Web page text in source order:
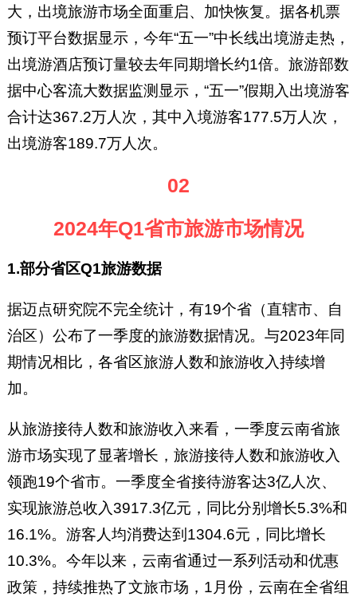
大，出境旅游市场全面重启、加快恢复。据各机票
预订平台数据显示，今年“五一”中长线出境游走热，
出境游酒店预订量较去年同期增长约1倍。旅游部数
据中心客流大数据监测显示，“五一”假期入出境游客
合计达367.2万人次，其中入境游客177.5万人次，
出境游客189.7万人次。
02
2024年Q1省市旅游市场情况
1.部分省区Q1旅游数据
据迈点研究院不完全统计，有19个省（直辖市、自
治区）公布了一季度的旅游数据情况。与2023年同
期情况相比，各省区旅游人数和旅游收入持续增
加。
从旅游接待人数和旅游收入来看，一季度云南省旅
游市场实现了显著增长，旅游接待人数和旅游收入
领跑19个省市。一季度全省接待游客达3亿人次、
实现旅游总收入3917.3亿元，同比分别增长5.3%和
16.1%。游客人均消费达到1304.6元，同比增长
10.3%。今年以来，云南省通过一系列活动和优惠
政策，持续推热了文旅市场，1月份，云南在全省组